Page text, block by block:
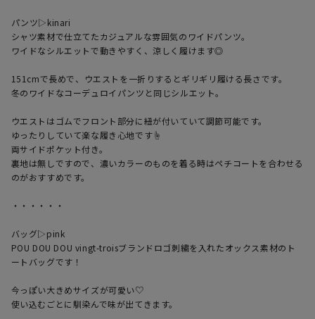
パンツ▷kinari
シャツ素材で仕立てたカジュアルな雰囲気のワイドパンツ。
ワイドなシルエットで動きやすく、涼しく履けます◎
151cmで長めで、ウエストを一折りするとギリギリ履ける長さです。
冬のワイドなコーデュロイパンツと同じシルエット。
ウエストはゴムでフロント部分に紐が付いていて調節可能です。
ゆったりしていて楽な履き心地です☝︎
両サイドポケット付き。
裏地は無しですので、濃いカラーのものを着る時はペチコートを合わせる
のがおすすめです。
・・・・・・
バッグ▷pink
POU DOU DOU vingt-troisブランドロゴ刺繍を入れたオックス素材のト
ートバッグです！
今っぽい大きめサイズが可愛い♡
使い込むごとに馴染んで味が出てきます。